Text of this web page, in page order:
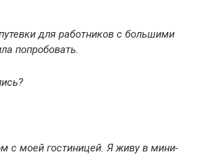
для работников с большими
попробовать.
с моей гостиницей. Я живу в мини-